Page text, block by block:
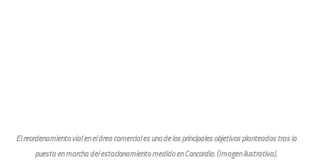
El reordenamiento vial en el área comercial es uno de los principales objetivos planteados tras la
puesta en marcha del estacionamiento medido en Concordia. (Imagen ilustrativa).